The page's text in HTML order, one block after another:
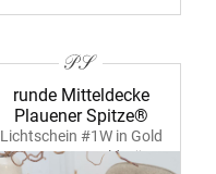
runde Mitteldecke
Plauener Spitze®
Lichtschein #1W in Gold
39372 ecru-goldgrün